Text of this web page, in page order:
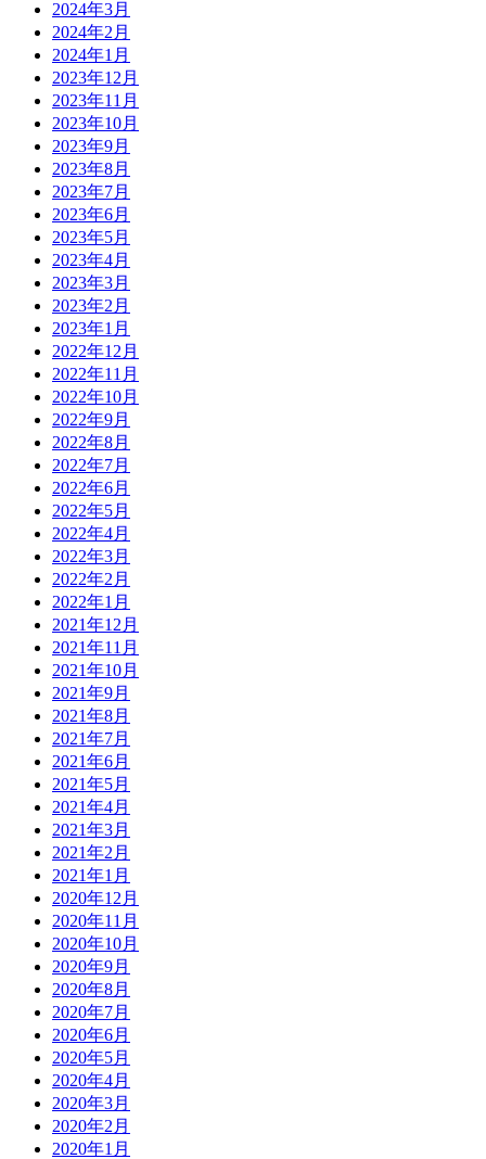
2024年3月
2024年2月
2024年1月
2023年12月
2023年11月
2023年10月
2023年9月
2023年8月
2023年7月
2023年6月
2023年5月
2023年4月
2023年3月
2023年2月
2023年1月
2022年12月
2022年11月
2022年10月
2022年9月
2022年8月
2022年7月
2022年6月
2022年5月
2022年4月
2022年3月
2022年2月
2022年1月
2021年12月
2021年11月
2021年10月
2021年9月
2021年8月
2021年7月
2021年6月
2021年5月
2021年4月
2021年3月
2021年2月
2021年1月
2020年12月
2020年11月
2020年10月
2020年9月
2020年8月
2020年7月
2020年6月
2020年5月
2020年4月
2020年3月
2020年2月
2020年1月